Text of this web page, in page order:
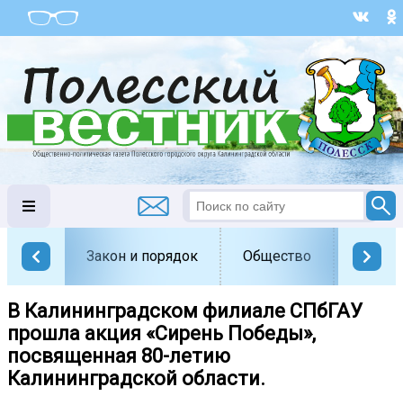
Закон и порядок Общество
В Калининградском филиале СПбГАУ
прошла акция «Сирень Победы»,
посвященная 80-летию
Калининградской области.